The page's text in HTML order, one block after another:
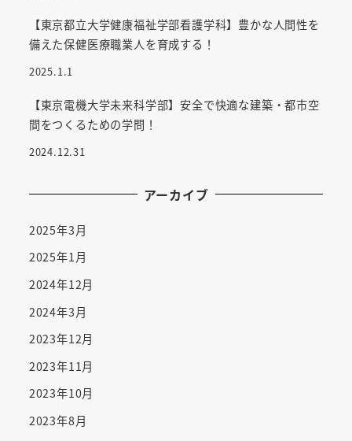
【東京都立大学健康福祉学部看護学科】豊かな人間性を
備えた保健医療職業人を育成する！
2025.1.1
【東京電機大学未来科学部】安全で快適な建築・都市空
間をつくるための学問！
2024.12.31
アーカイブ
2025年3月
2025年1月
2024年12月
2024年3月
2023年12月
2023年11月
2023年10月
2023年8月